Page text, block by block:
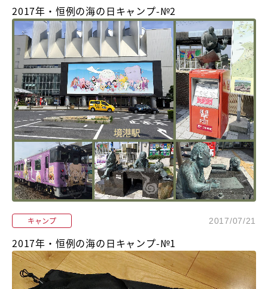
2017年・恒例の海の日キャンプ-№2
キャンプ 2017/07/21
2017年・恒例の海の日キャンプ-№1